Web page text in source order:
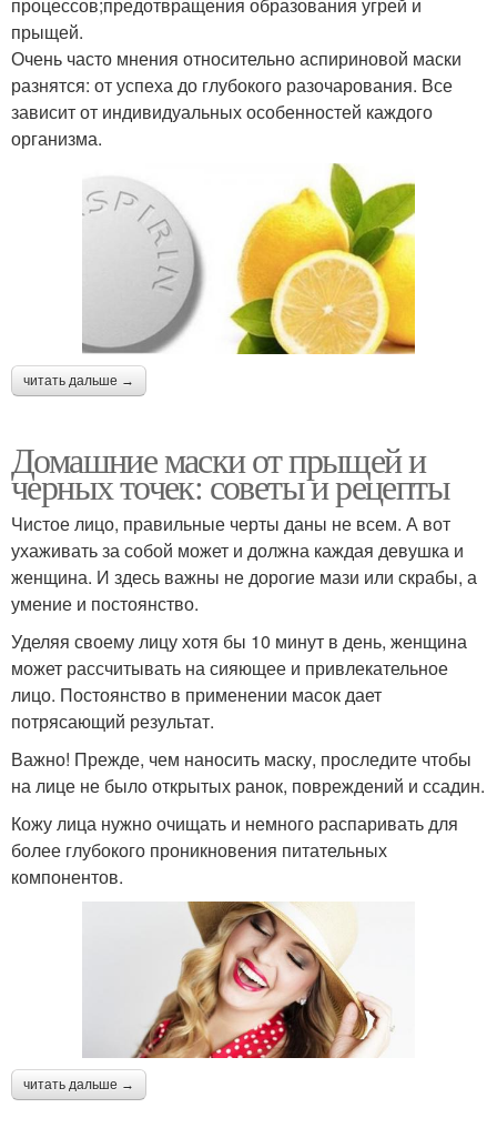
использованием
Маска от морщин
Аспирин от морщин
Аспирин для кожи
Маска от пигментных
пятен
Маска для жирной кожи
Маска для сухой кожи Домашние маски
Маска из алоэ
Маска с левомицетином
Быстродействующие
маски
Маски из салициловой
кислоты
подростковой кожи
Полезная маска
Маска от подростковых
прыщей
прыщей.
Очень часто мнения относительно аспириновой маски
разнятся: от успеха до глубокого разочарования. Все
зависит от индивидуальных особенностей каждого
организма.
читать дальше →
Домашние маски от прыщей и
черных точек: советы и рецепты
Чистое лицо, правильные черты даны не всем. А вот
ухаживать за собой может и должна каждая девушка и
женщина. И здесь важны не дорогие мази или скрабы, а
умение и постоянство.
Уделяя своему лицу хотя бы 10 минут в день, женщина
может рассчитывать на сияющее и привлекательное
лицо. Постоянство в применении масок дает
потрясающий результат.
Важно! Прежде, чем наносить маску, проследите чтобы
на лице не было открытых ранок, повреждений и ссадин.
Кожу лица нужно очищать и немного распаривать для
более глубокого проникновения питательных
компонентов.
читать дальше →